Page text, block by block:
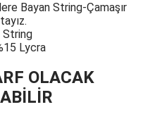
Bayan String-Çamaşır
String
Lycra
OLACAK